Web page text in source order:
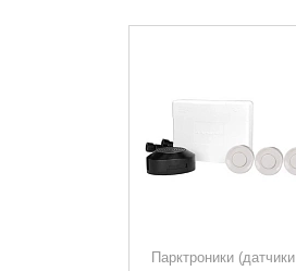
Парктроники (датчики